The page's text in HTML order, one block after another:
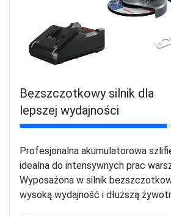
Bezszczotkowy silnik dla
lepszej wydajności
Profesjonalna akumulatorowa
idealna do intensywnych prac
Wyposażona w silnik
wysoką wydajność i dłuższą